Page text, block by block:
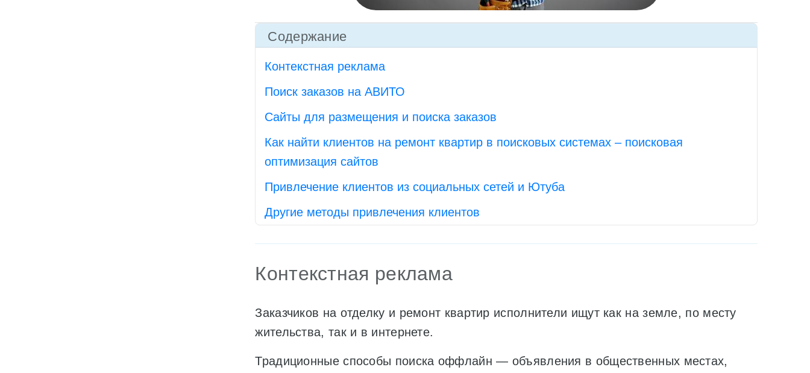
Содержание
Контекстная реклама
Поиск заказов на АВИТО
Сайты для размещения и поиска заказов
Как найти клиентов на ремонт квартир в поисковых системах – поисковая
оптимизация сайтов
Привлечение клиентов из социальных сетей и Ютуба
Другие методы привлечения клиентов
Контекстная реклама
Заказчиков на отделку и ремонт квартир исполнители ищут как на земле, по месту
жительства, так и в интернете.
Традиционные способы поиска оффлайн — объявления в общественных местах,